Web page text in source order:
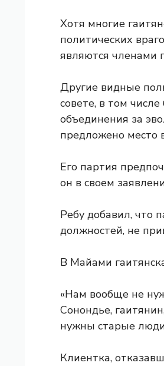
Хотя многие
политических
являются членами
Другие видные
совете, в том
объединения за
предложено место
Его партия
он в своем
Ребу добавил, что
должностей, не
В Майами
«Нам вообще не
Сонондье,
нужны старые
Клиентка,